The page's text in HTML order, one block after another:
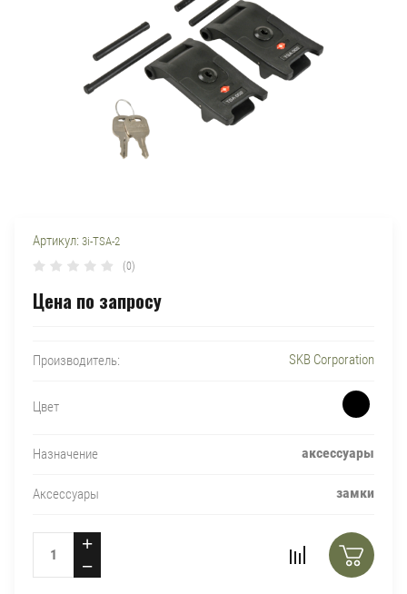
Артикул: 3i-TSA-2
(0)
Цена по запросу
Производитель: SKB Corporation
Цвет
Назначение аксессуары
Аксессуары замки
+
−